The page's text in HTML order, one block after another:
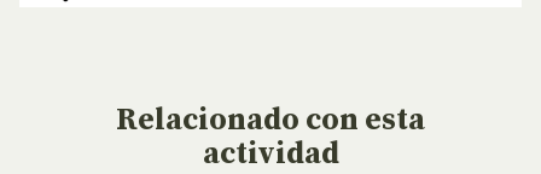
Relacionado con esta
actividad